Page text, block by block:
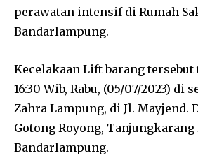
perawatan intensif di Rumah
Bandarlampung.
Kecelakaan Lift barang
16:30 Wib, Rabu, (05/07/2023) di
Zahra Lampung, di Jl. Mayjend.
Gotong Royong, Tanjungkarang
Bandarlampung.